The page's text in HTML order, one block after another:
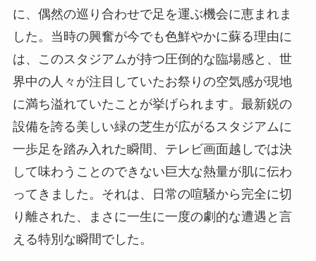
に、偶然の巡り合わせで足を運ぶ機会に恵まれま
した。当時の興奮が今でも色鮮やかに蘇る理由に
は、このスタジアムが持つ圧倒的な臨場感と、世
界中の人々が注目していたお祭りの空気感が現地
に満ち溢れていたことが挙げられます。最新鋭の
設備を誇る美しい緑の芝生が広がるスタジアムに
一歩足を踏み入れた瞬間、テレビ画面越しでは決
して味わうことのできない巨大な熱量が肌に伝わ
ってきました。それは、日常の喧騒から完全に切
り離された、まさに一生に一度の劇的な遭遇と言
える特別な瞬間でした。